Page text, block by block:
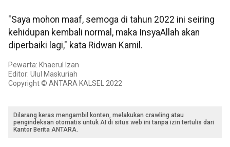
"Saya mohon maaf, semoga di tahun 2022 ini seiring
kehidupan kembali normal, maka InsyaAllah akan
diperbaiki lagi," kata Ridwan Kamil.
Pewarta: Khaerul Izan
Editor: Ulul Maskuriah
Copyright © ANTARA KALSEL 2022
Dilarang keras mengambil konten, melakukan crawling atau
pengindeksan otomatis untuk AI di situs web ini tanpa izin tertulis dari
Kantor Berita ANTARA.